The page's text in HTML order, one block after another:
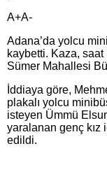
A+A-
Adana’da yolcu
kaybetti. Kaza, saat
Sümer Mahallesi
İddiaya göre,
plakalı yolcu
isteyen Ümmü
yaralanan genç kız
edildi.